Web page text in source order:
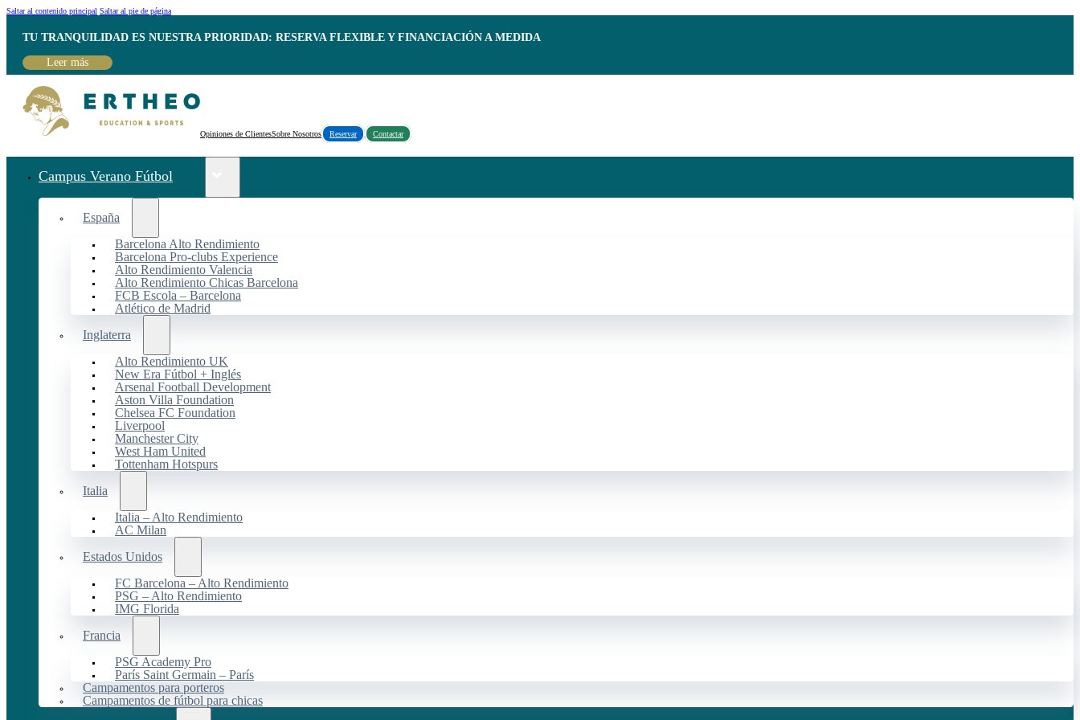
Saltar al contenido principal Saltar al pie de página
TU TRANQUILIDAD ES NUESTRA PRIORIDAD: RESERVA FLEXIBLE Y FINANCIACIÓN A MEDIDA
Leer más
Opiniones de ClientesSobre Nosotros Reservar Contactar
Campus Verano Fútbol
España
Barcelona Alto Rendimiento
Barcelona Pro-clubs Experience
Alto Rendimiento Valencia
Alto Rendimiento Chicas Barcelona
FCB Escola – Barcelona
Atlético de Madrid
Inglaterra
Alto Rendimiento UK
New Era Fútbol + Inglés
Arsenal Football Development
Aston Villa Foundation
Chelsea FC Foundation
Liverpool
Manchester City
West Ham United
Tottenham Hotspurs
Italia
Italia – Alto Rendimiento
AC Milan
Estados Unidos
FC Barcelona – Alto Rendimiento
PSG – Alto Rendimiento
IMG Florida
Francia
PSG Academy Pro
París Saint Germain – París
Campamentos para porteros
Campamentos de fútbol para chicas